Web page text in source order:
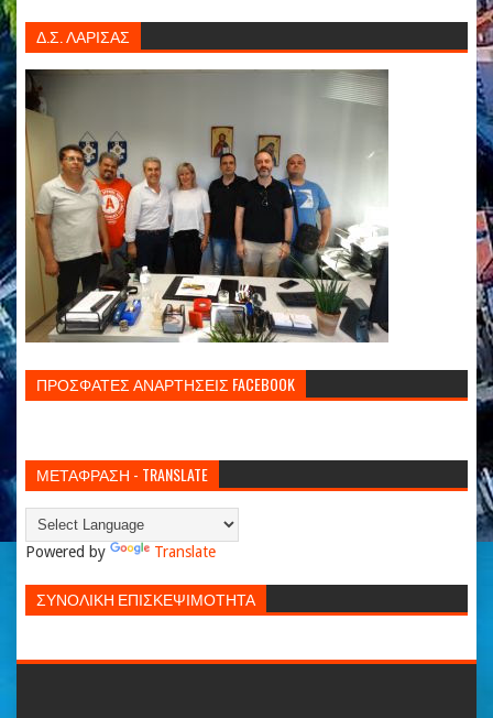
Δ.Σ. ΛΑΡΙΣΑΣ
ΠΡΟΣΦΑΤΕΣ ΑΝΑΡΤΗΣΕΙΣ FACEBOOK
ΜΕΤΑΦΡΑΣΗ - TRANSLATE
Powered by Translate
ΣΥΝΟΛΙΚΗ ΕΠΙΣΚΕΨΙΜΟΤΗΤΑ